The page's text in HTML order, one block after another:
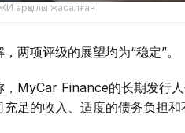
арқылы жасалған
两项评级的展望均为“稳定”。
，MyCar Finance的长期发行
充足的收入、适度的债务负担和